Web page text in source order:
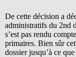
De cette décision a
administratifs du 2nd
s’est pas rendu
primaires. Bien sûr
dossier jusqu’à ce